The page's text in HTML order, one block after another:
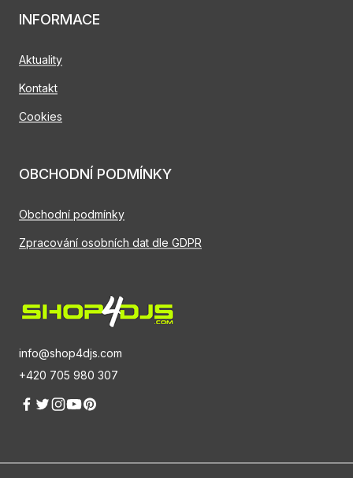
info@shop4djs.com
+420 705 980 307
INFORMACE
Aktuality
Kontakt
Cookies
OBCHODNÍ PODMÍNKY
Obchodní podmínky
Zpracování osobních dat dle GDPR